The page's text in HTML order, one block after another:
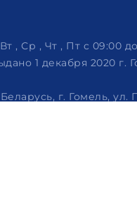
, Ср , Чт , Пт c 09:00
1 декабря 2020
г. Гомель, ул.